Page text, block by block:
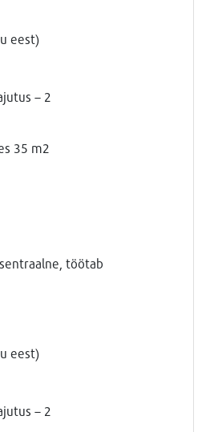
eest)
– 2
35 m2
töötab
eest)
– 2